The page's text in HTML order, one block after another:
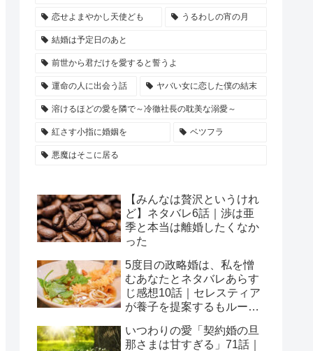
恋せよまやかし天使ども うるわしの宵の月
結婚は予定日のあと
前世から君だけを愛すると誓うよ
運命の人に出会う話 ヤバい女に恋した僕の結末
溶けるほどの愛を隣で～冷徹社長の耽美な溺愛～
紅さす小指に婚姻を ベツフラ
悪魔はそこに居る
【みんなは贅沢というけれ
ど】ネタバレ6話｜渉は亜
季と本当は離婚したくなか
った
5度目の政略婚は、私を憎
むあなたとネタバレあらす
じ感想10話｜セレスティア
が養子を提案するもルース
いつわりの愛「契約婚の旦
那さまは甘すぎる」71話｜